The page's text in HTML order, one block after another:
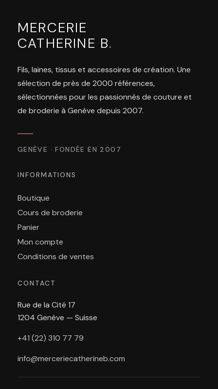
MERCERIE
CATHERINE B.
Fils, laines, tissus et accessoires de création. Une
sélection de près de 2000 références,
sélectionnées pour les passionnés de couture et
de broderie à Genève depuis 2007.
GENÈVE · FONDÉE EN 2007
INFORMATIONS
Boutique
Cours de broderie
Panier
Mon compte
Conditions de ventes
CONTACT
Rue de la Cité 17
1204 Genève — Suisse
+41 (22) 310 77 79
info@merceriecatherineb.com